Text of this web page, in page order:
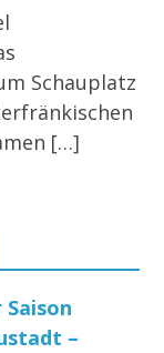
Schauplatz
[…]
–